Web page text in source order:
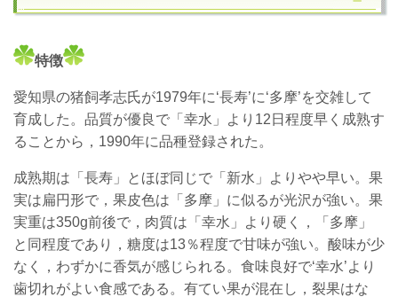
特徴
愛知県の猪飼孝志氏が1979年に‘長寿’に‘多摩’を交雑して
育成した。品質が優良で「幸水」より12日程度早く成熟す
ることから，1990年に品種登録された。
成熟期は「長寿」とほぼ同じで「新水」よりやや早い。果
実は扁円形で，果皮色は「多摩」に似るが光沢が強い。果
実重は350g前後で，肉質は「幸水」より硬く，「多摩」
と同程度であり，糖度は13％程度で甘味が強い。酸味が少
なく，わずかに香気が感じられる。食味良好で‘幸水’より
歯切れがよい食感である。有てい果が混在し，裂果はな